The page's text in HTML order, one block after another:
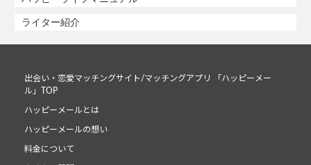
ライター紹介
出会い・恋愛マッチングサイト/マッチングアプリ 「ハッピーメー
ル」TOP
ハッピーメールとは
ハッピーメールの想い
料金について